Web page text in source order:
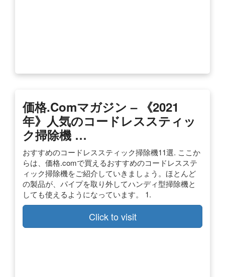
価格.comマガジン – 《2021
年》人気のコードレススティッ
ク掃除機 …
おすすめのコードレススティック掃除機11選. ここか
らは、価格.comで買えるおすすめのコードレスステ
ィック掃除機をご紹介していきましょう。ほとんど
の製品が、パイプを取り外してハンディ型掃除機と
しても使えるようになっています。 1.
Click to visit